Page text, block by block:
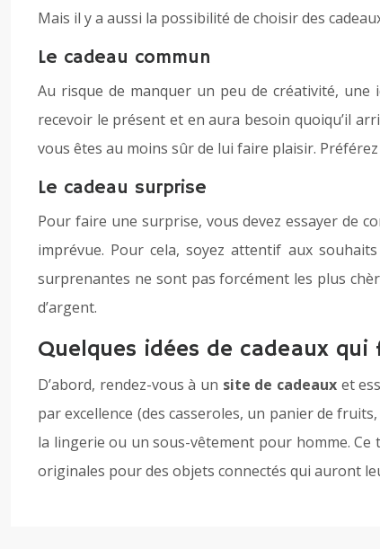
Mais il y a aussi la possibilité de choisir des
Le cadeau commun
Au risque de manquer un peu de créativité,
recevoir le présent et en aura besoin quoiqu’il
vous êtes au moins sûr de lui faire plaisir.
Le cadeau surprise
Pour faire une surprise, vous devez essayer de
imprévue. Pour cela, soyez attentif aux
surprenantes ne sont pas forcément les plus
d’argent.
Quelques idées de cadeaux
D’abord, rendez-vous à un site de cadeaux et
par excellence (des casseroles, un panier de
la lingerie ou un sous-vêtement pour homme.
originales pour des objets connectés qui auront